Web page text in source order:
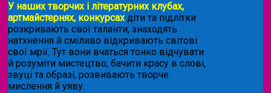
У наших творчих і літературних клубах,
артмайстернях, конкурсахдіти та підлітки
розкривають свої таланти, знаходять
натхнення й сміливо відкривають світові
свої мрії. Тут вони вчаться тонко відчувати
й розуміти мистецтво, бачити красу в слові,
звуці та образі, розвивають творче
мислення й уяву.